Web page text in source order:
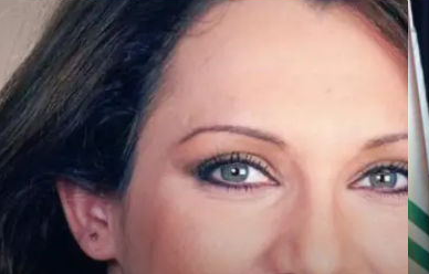
سلاف
فواخرجي
صحافية
في